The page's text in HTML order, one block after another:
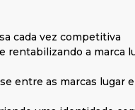
cada vez competitiva
rentabilizando a marca
entre as marcas lugar e